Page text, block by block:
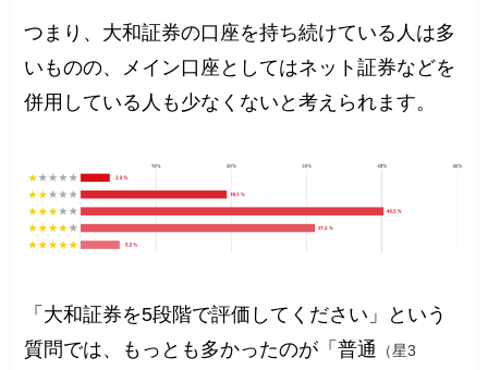
つまり、大和証券の口座を持ち続けている人は多
いものの、メイン口座としてはネット証券などを
併用している人も少なくないと考えられます。
「大和証券を5段階で評価してください」という
質問では、もっとも多かったのが「普通
（星3